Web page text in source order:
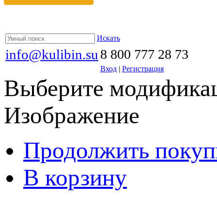
Искать
info@kulibin.su 8 800 777 28 73
Вход | Регистрация
Выберите
Изображение
Продолжить
В корзину